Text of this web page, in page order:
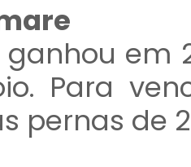
em
Para
pernas de